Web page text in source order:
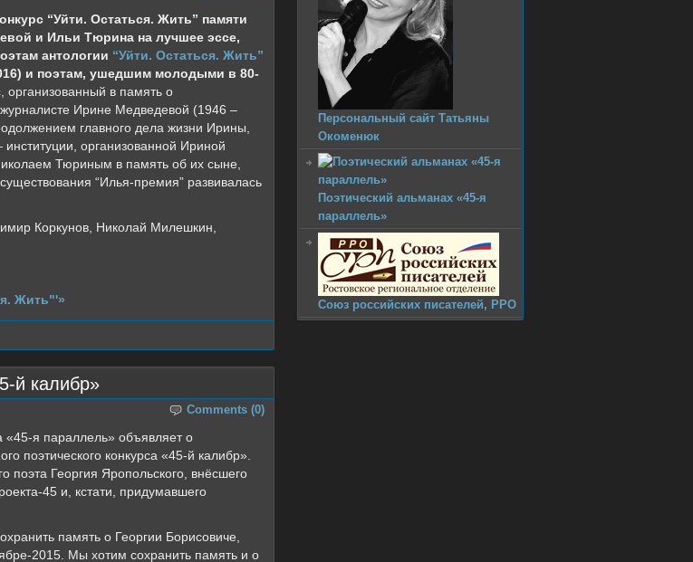
“Уйти. Остаться. Жить” памяти
и Ильи Тюрина на лучшее эссе,
антологии “Уйти. Остаться. Жить”
и поэтам, ушедшим молодыми в 80-
организованный в память о
журналисте Ирине Медведевой (1946 –
главного дела жизни Ирины,
институции, организованной Ириной
Тюриным в память об их сыне,
“Илья-премия” развивалась
Коркунов, Николай Милешкин,
Жить"'»
й калибр»
Comments (0)
«45-я параллель» объявляет о
поэтического конкурса «45-й калибр».
поэта Георгия Яропольского, внёсшего
45 и, кстати, придумавшего
память о Георгии Борисовиче,
2015. Мы хотим сохранить память и о
Персональный сайт Татьяны
Окоменюк
Поэтический альманах «45-я
параллель»
Союз pоссийских писателей, РРО